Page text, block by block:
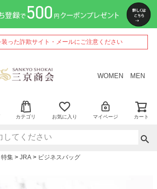
った詐欺サイト・メールにご注意ください
WOMEN MEN
カテゴリ お気に入り マイページ カート
特集 JRA ビジネスバッグ
ペー
ジト
ップ
へ